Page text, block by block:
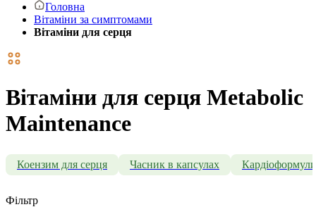
Головна
Вітаміни за симптомами
Вітаміни для серця
Вітаміни для серця Metabolic
Maintenance
Коензим для серця Часник в капсулах Кардіоформули
Фільтр